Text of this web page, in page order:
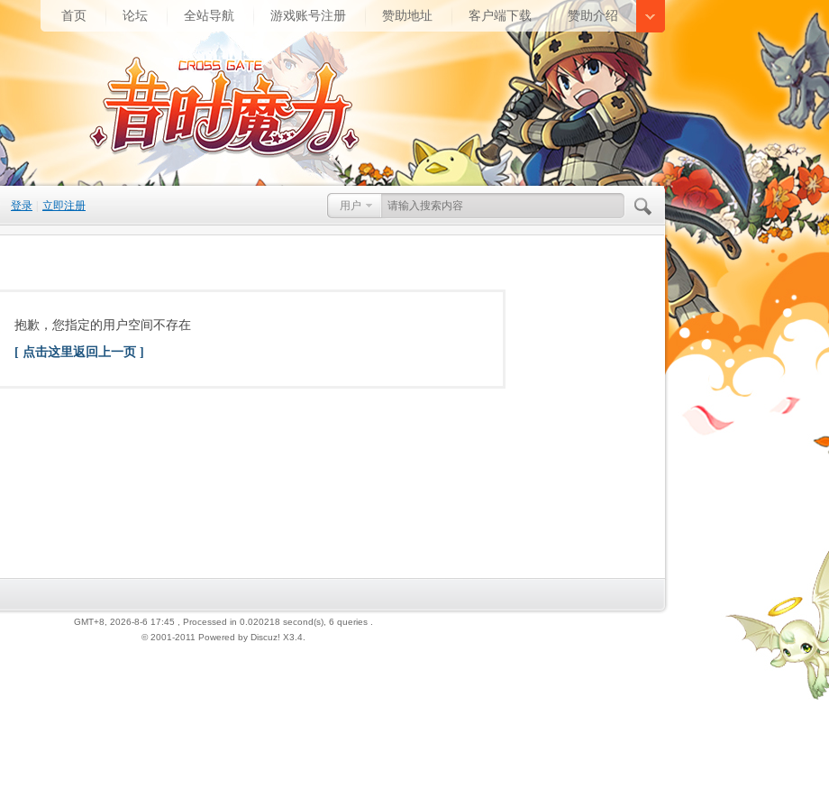
首页 论坛 全站导航 游戏账号注册 赞助地址 客户端下载 赞助介绍
用户
登录 立即注册
抱歉，您指定的用户空间不存在
[ 点击这里返回上一页 ]
GMT+8, 2026-8-6 17:45
, Processed in 0.020218 second(s), 6 queries .
© 2001-2011 Powered by Discuz! X3.4